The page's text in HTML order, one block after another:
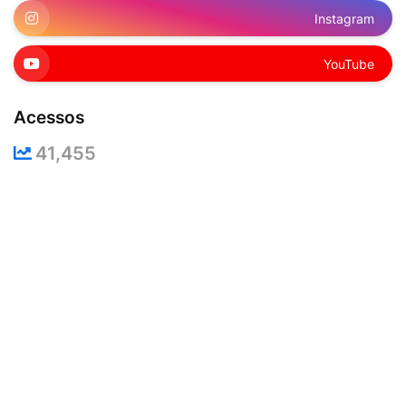
Instagram
YouTube
Acessos
41,455